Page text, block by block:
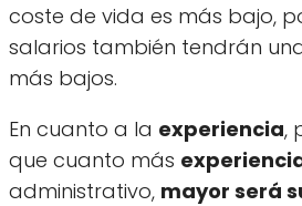
coste de vida es más bajo,
salarios también tendrán
más bajos.
En cuanto a la experiencia,
que cuanto más
administrativo, mayor será